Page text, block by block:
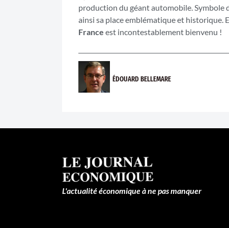
production du géant automobile. Symbole
ainsi sa place emblématique et historique.
France est incontestablement bienvenu !
ÉDOUARD BELLEMARE
L'actualité économique à ne pas manquer